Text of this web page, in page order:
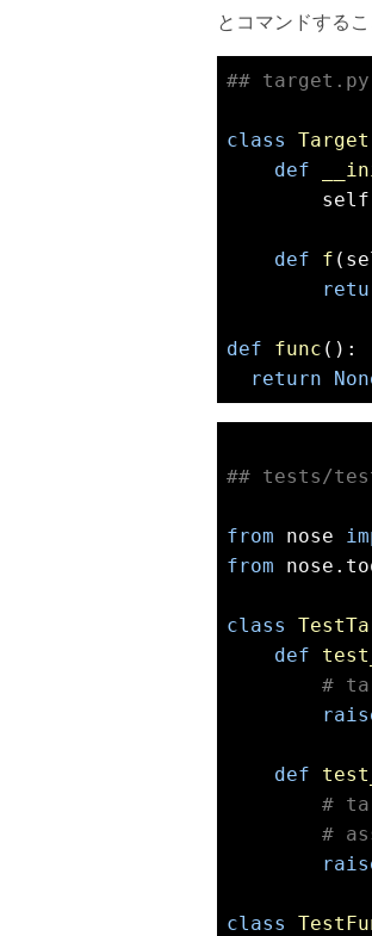
とコマンドする
## target.py
class Target
def
def f
def func () :
return
## tests/
from nose
from
class
def
#
def
#
#
class